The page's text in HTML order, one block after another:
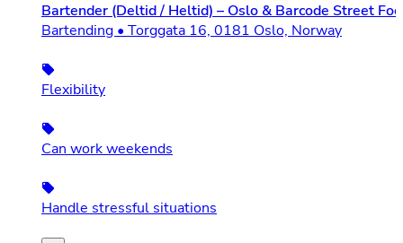
Bartender (Deltid / Heltid) – Oslo & Barcode Street
Bartending • Torggata 16, 0181 Oslo, Norway
Flexibility
Can work weekends
Handle stressful situations